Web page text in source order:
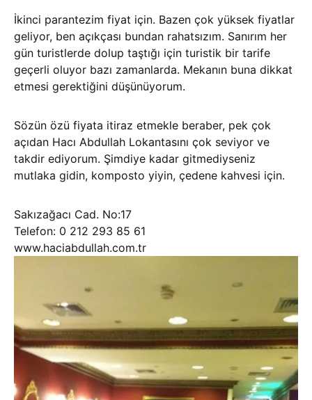
İkinci parantezim fiyat için. Bazen çok yüksek fiyatlar
geliyor, ben açıkçası bundan rahatsızım. Sanırım her
gün turistlerde dolup taştığı için turistik bir tarife
geçerli oluyor bazı zamanlarda. Mekanın buna dikkat
etmesi gerektiğini düşünüyorum.
Sözün özü fiyata itiraz etmekle beraber, pek çok
açıdan Hacı Abdullah Lokantasını çok seviyor ve
takdir ediyorum. Şimdiye kadar gitmediyseniz
mutlaka gidin, komposto yiyin, çedene kahvesi için.
Sakızağacı Cad. No:17
Telefon: 0 212 293 85 61
www.haciabdullah.com.tr